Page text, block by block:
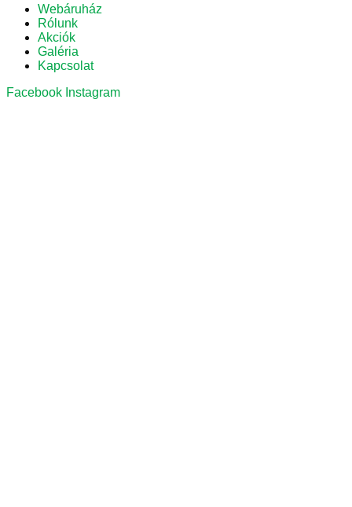
Webáruház
Rólunk
Akciók
Galéria
Kapcsolat
Facebook Instagram